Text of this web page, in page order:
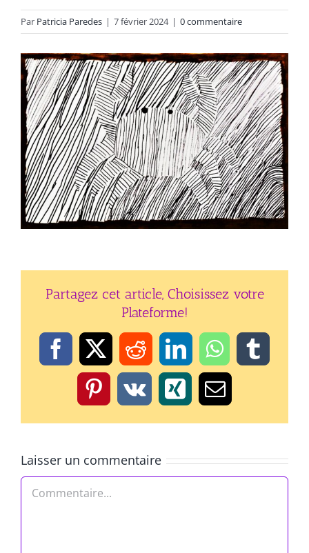
Par Patricia Paredes | 7 février 2024 | 0 commentaire
Partagez cet article, Choisissez votre
Plateforme!
Facebook
X RedditLinkedInWhatsApp
Pinterest
Vk XingEmail
Laisser un commentaire
Commentaire